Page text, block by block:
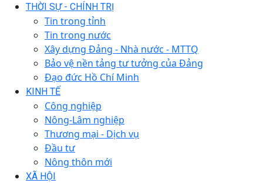
THỜI SỰ - CHÍNH TRỊ
Tin trong tỉnh
Tin trong nước
Xây dựng Đảng - Nhà nước - MTTQ
Bảo vệ nền tảng tư tưởng của Đảng
Đạo đức Hồ Chí Minh
KINH TẾ
Công nghiệp
Nông-Lâm nghiệp
Thương mại - Dịch vụ
Đầu tư
Nông thôn mới
XÃ HỘI